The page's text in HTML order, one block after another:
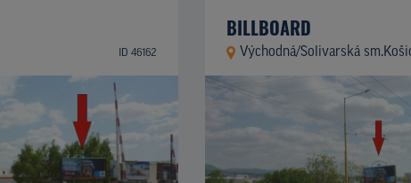
ID 46162
BILLBOARD
Východná/Solivarská